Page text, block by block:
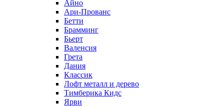
Айно
Ари-Прованс
Бетти
Брамминг
Бьерт
Валенсия
Грета
Дания
Классик
Лофт металл и дерево
Тимберика Кидс
Ярви